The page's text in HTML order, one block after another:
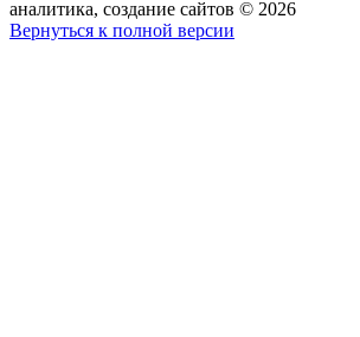
аналитика, создание сайтов © 2026
Вернуться к полной версии